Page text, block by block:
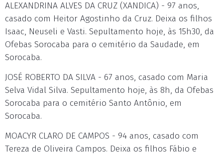
ALEXANDRINA ALVES DA CRUZ (XANDICA) - 97 anos,
casado com Heitor Agostinho da Cruz. Deixa os filhos
Isaac, Neuseli e Vasti. Sepultamento hoje, às 15h30, da
Ofebas Sorocaba para o cemitério da Saudade, em
Sorocaba.
JOSÉ ROBERTO DA SILVA - 67 anos, casado com Maria
Selva Vidal Silva. Sepultamento hoje, às 8h, da Ofebas
Sorocaba para o cemitério Santo Antônio, em
Sorocaba.
MOACYR CLARO DE CAMPOS - 94 anos, casado com
Tereza de Oliveira Campos. Deixa os filhos Fábio e